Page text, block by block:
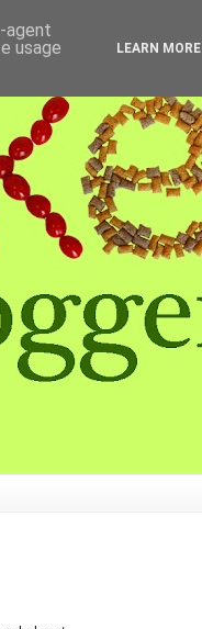
agent
usage
LEARN MORE